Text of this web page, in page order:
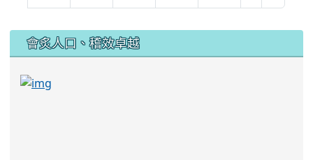
會炙人口、稽效卓越